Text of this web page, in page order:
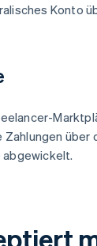
Konto
Zahlungen über